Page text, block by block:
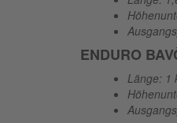
ENDURO
Länge: 1